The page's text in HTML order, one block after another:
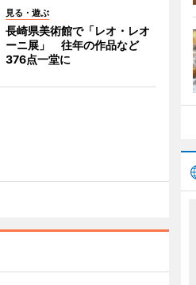
見る・遊ぶ
長崎県美術館で「レオ・レオ
ーニ展」 往年の作品など
376点一堂に